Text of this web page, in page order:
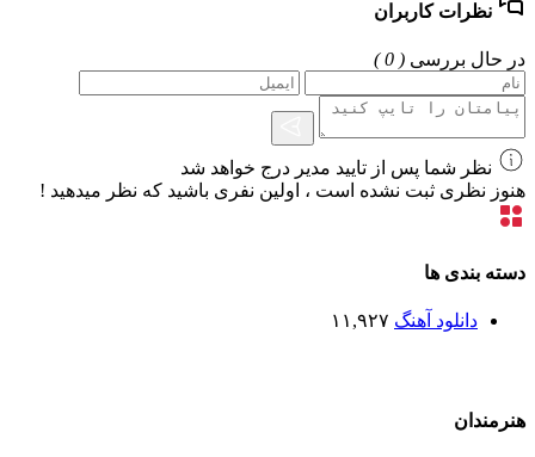
نظرات کاربران
در حال بررسی ( 0 )
نظر شما پس از تایید مدیر درج خواهد شد
هنوز نظری ثبت نشده است ، اولین نفری باشید که نظر میدهید !
دسته بندی ها
دانلود آهنگ ۱۱,۹۲۷
هنرمندان